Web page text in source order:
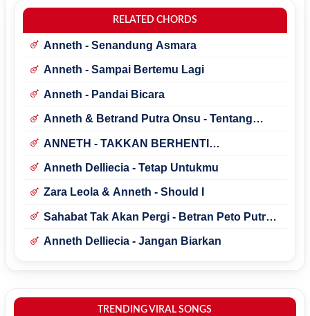
RELATED CHORDS
Anneth - Senandung Asmara
Anneth - Sampai Bertemu Lagi
Anneth - Pandai Bicara
Anneth & Betrand Putra Onsu - Tentang
ANNETH - TAKKAN BERHENTI
Anneth Delliecia - Tetap Untukmu
Zara Leola & Anneth - Should I
Sahabat Tak Akan Pergi - Betran Peto Putra
Anneth Delliecia - Jangan Biarkan
TRENDING VIRAL SONGS